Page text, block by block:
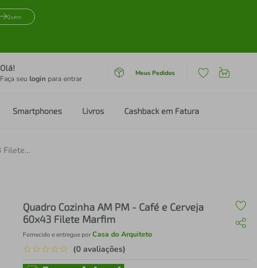
Quero
Olá!
Faça seu login para entrar
Meus Pedidos
Smartphones Livros Cashback em Fatura
Quadro Cozinha AM PM - Café e Cerveja 60x43 Filete Marfim
Quadro Cozinha AM PM - Café e Cerveja
60x43 Filete Marfim
Fornecido e entregue porCasa do Arquiteto
☆☆☆☆☆ (0 avaliações)